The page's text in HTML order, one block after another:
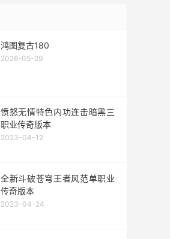
鸿图复古180
2026-05-29
愤怒无情特色内功连击暗黑三
职业传奇版本
2023-04-12
全新斗破苍穹王者风范单职业
传奇版本
2023-04-24